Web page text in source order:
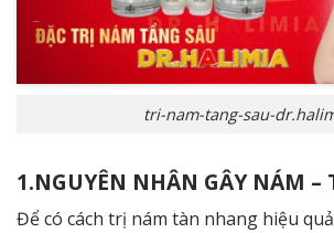
tri-nam-tang-sau-
1.NGUYÊN NHÂN GÂY NÁM –
Để có cách trị nám tàn nhang hiệu